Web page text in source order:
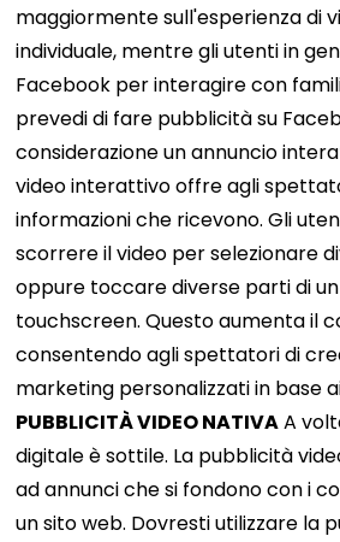
maggiormente sull'esperienza di
individuale, mentre gli utenti in
Facebook per interagire con
prevedi di fare pubblicità su
considerazione un annuncio
video interattivo offre agli
informazioni che ricevono. Gli
scorrere il video per selezionare
oppure toccare diverse parti di
touchscreen. Questo aumenta il
consentendo agli spettatori di
marketing personalizzati in base
PUBBLICITÀ VIDEO NATIVAA
digitale è sottile. La pubblicità
ad annunci che si fondono con i
un sito web. Dovresti utilizzare la